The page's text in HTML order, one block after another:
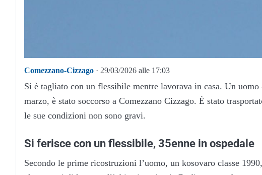
Comezzano-Cizzago · 29/03/2026 alle 17:03
Si è tagliato con un flessibile mentre lavorava in casa. Un
marzo, è stato soccorso a Comezzano Cizzago. È stato
le sue condizioni non sono gravi.
Si ferisce con un flessibile, 35enne in ospedale
Secondo le prime ricostruzioni l’uomo, un kosovaro classe